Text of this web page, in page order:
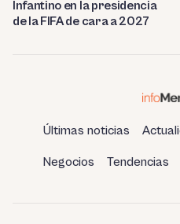
Infantino en la presidencia
de la FIFA de cara a 2027
Últimas noticias
Negocios Tendencias